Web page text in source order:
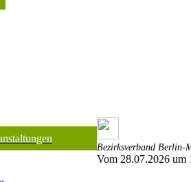
Bezirksverband Berlin-
Vom 28.07.2026 um